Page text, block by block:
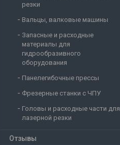
резки
Вальцы, валковые машины
Запасные и расходные
материалы для
гидрообразивного
оборудования
Панелегибочные прессы
Фрезерные станки с ЧПУ
Головы и расходные части для
лазерной резки
Отзывы